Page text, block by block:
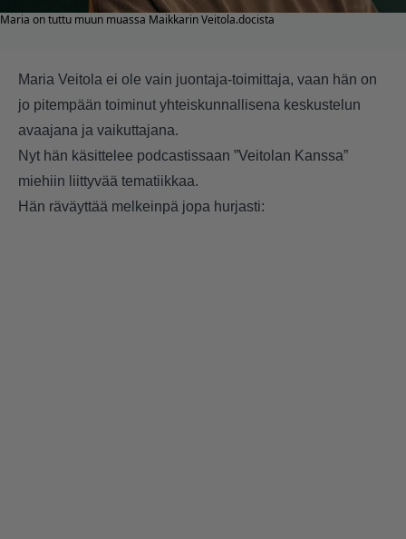
Maria on tuttu muun muassa Maikkarin Veitola.docista
Maria Veitola ei ole vain juontaja-toimittaja, vaan hän on
jo pitempään toiminut yhteiskunnallisena keskustelun
avaajana ja vaikuttajana.
Nyt hän käsittelee podcastissaan ”Veitolan Kanssa”
miehiin liittyvää tematiikkaa.
Hän räväyttää melkeinpä jopa hurjasti: